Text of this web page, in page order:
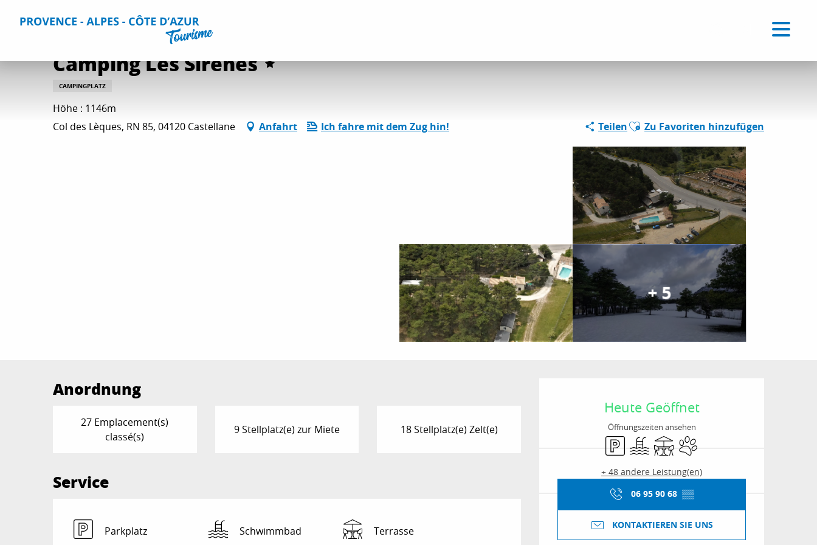
Home Aufenthalt Unterkünfte Alle Campingplätze
Camping Les Sirènes
CAMPINGPLATZ
Höhe : 1146m
Col des Lèques, RN 85, 04120 Castellane
Anfahrt Ich fahre mit dem Zug hin! TeilenAjouter aux favoris
Zu Favoriten hinzufügen
+ 5
Öffnungszeiten &
Heute Geöffnet
Öffnungszeiten ansehen
ParkplatzSchwimmbad
TerrasseTiere erlaubt
+ 48 andere Leistung(en)
06 95 90 68 ▒▒
KONTAKTIEREN SIE UNS
Anordnung
27 Emplacement(s)
classé(s)
9 Stellplatz(e) zur Miete 18 Stellplatz(e) Zelt(e)
Service
Parkplatz Schwimmbad Terrasse